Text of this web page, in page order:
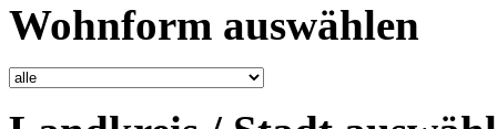
Wohnform auswählen